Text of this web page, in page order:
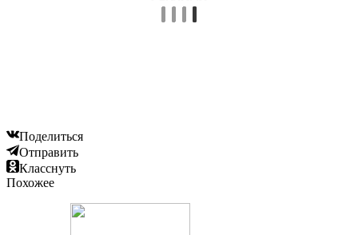
Поделиться
Отправить
Класснуть
Похожее